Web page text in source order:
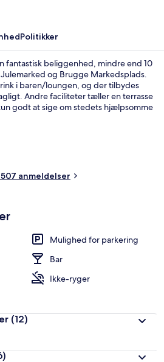
Politikker
fantastisk beliggenhed, mindre end 10
og Brugge Markedsplads.
i baren/loungen, og der tilbydes
Andre faciliteter tæller en terrasse
godt at sige om stedets hjælpsomme
anmeldelser
Mulighed for parkering
Bar
Ikke-ryger
(12)